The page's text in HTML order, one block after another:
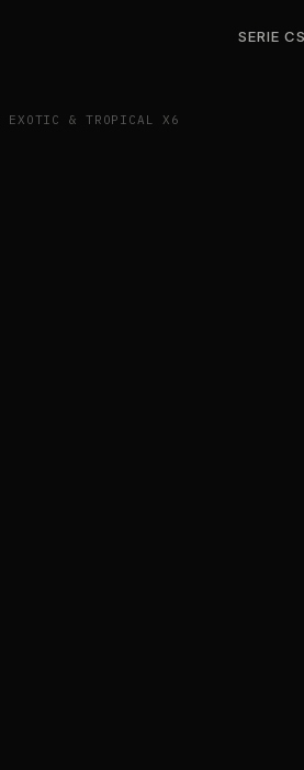
SERIE C
& TROPICAL X6